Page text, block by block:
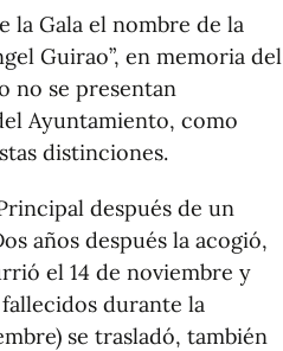
la Gala el nombre de la
Guirao”, en memoria del
no se presentan
Ayuntamiento, como
distinciones.
después de un
años después la acogió,
el 14 de noviembre y
durante la
se trasladó, también